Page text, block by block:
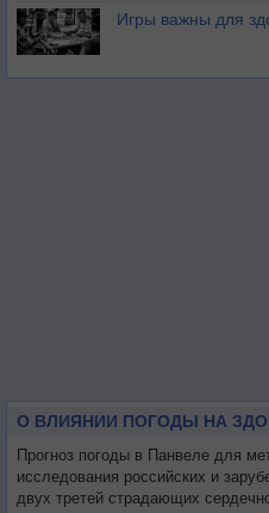
Игры важны для
О ВЛИЯНИИ ПОГОДЫ НА
Прогноз погоды в Панвеле для
исследования российских и
двух третей страдающих